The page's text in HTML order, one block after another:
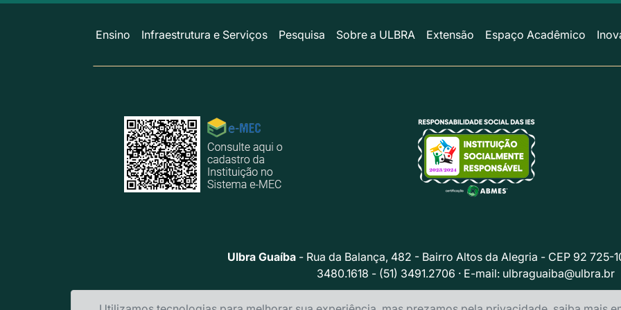
Ensino Infraestrutura e Serviços Pesquisa Sobre a ULBRA Extensão Espaço Acadêmico
Ulbra Guaíba - Rua da Balança, 482 - Bairro Altos da Alegria - CEP 92 725-
3480.1618 - (51) 3491.2706 · E-mail: ulbraguaiba@ulbra.br